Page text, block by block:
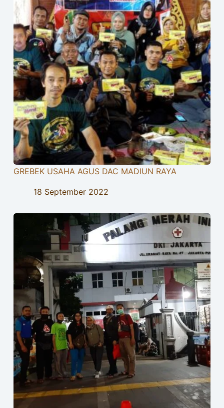
GREBEK USAHA AGUS DAC MADIUN RAYA
18 September 2022